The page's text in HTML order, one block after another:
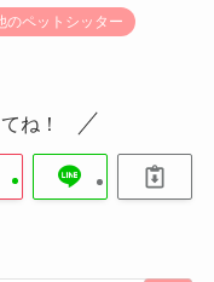
のペットシッター
ね！